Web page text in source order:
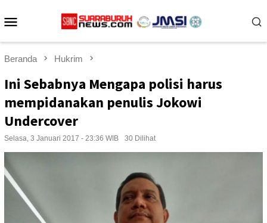
ke
Beranda Hukrim
Ini Sebabnya Mengapa polisi harus
mempidanakan penulis Jokowi
Undercover
Selasa, 3 Januari 2017 - 23:36 WIB 30 Dilihat